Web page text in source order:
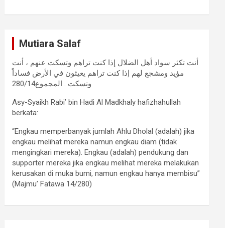
Mutiara Salaf
أنت تكثر سواد أهل الضلال إذا كنت تراهم وتسكت عنهم ، أنت
مؤيد ومشجع لهم إذا كنت تراهم يعيثون في الأرض فساداً
وتسكت . المجموع280/14
Asy-Syaikh Rabi’ bin Hadi Al Madkhaly hafizhahullah
berkata:
“Engkau memperbanyak jumlah Ahlu Dholal (adalah) jika
engkau melihat mereka namun engkau diam (tidak
mengingkari mereka). Engkau (adalah) pendukung dan
supporter mereka jika engkau melihat mereka melakukan
kerusakan di muka bumi, namun engkau hanya membisu”
(Majmu’ Fatawa 14/280)